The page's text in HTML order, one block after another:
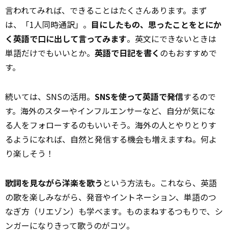
言われてみれば、できることはたくさんあります。まず
は、「1人同時通訳」。 目にしたもの、思ったことをとにか
く英語で口に出して言ってみます。英文にできないときは
単語だけでもいいとか。 英語で日記を書く のもおすすめで
す。
続いては、SNSの活用。 SNSを使って英語で発信するので
す。海外のスターやインフルエンサーなど、自分が気にな
る人をフォローするのもいいそう。海外の人とやりとりす
るようになれば、自然と発信する機会も増えますね。何よ
り楽しそう！
歌詞を見ながら洋楽を歌う という方法も。これなら、英語
の歌を楽しみながら、発音やイントネーション、単語のつ
なぎ方（リエゾン）も学べます。ものまねするつもりで、シ
ンガーになりきって歌うのがコツ。